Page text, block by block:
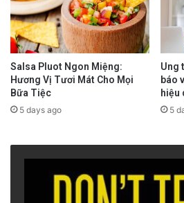
Jennifer Packard, một nhà
giải thích với Harvard
và bóng bàn rất tốt để cải
này. Quả bóng di chuyển
liên tục điều chỉnh và chỉ
Salsa Pluot Ngon Miệng:
Hương Vị Tươi Mát Cho Mọi
Bữa Tiệc
5 days ago
Ung
báo
hiệu
5